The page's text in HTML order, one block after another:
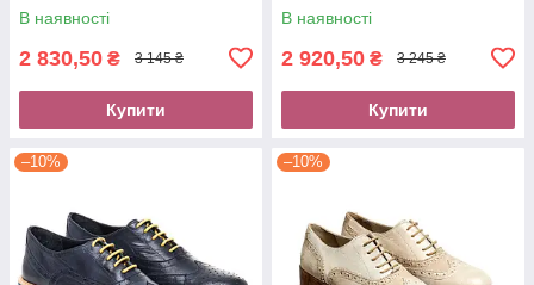
В наявності
2 830,50 ₴ 3 145 ₴
Купити
В наявності
2 920,50 ₴ 3 245 ₴
Купити
–10% –10%